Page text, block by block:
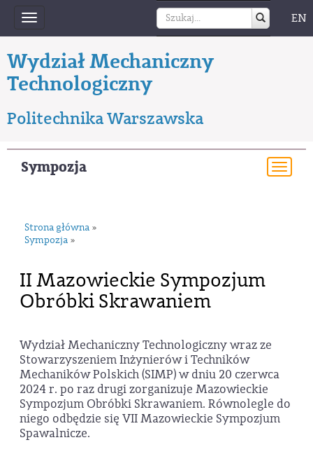
Toggle
navigation
EN
Wydział Mechaniczny
Technologiczny
Politechnika Warszawska
Sympozja
Strona główna »
Sympozja »
II Mazowieckie Sympozjum
Obróbki Skrawaniem
Wydział Mechaniczny Technologiczny wraz ze
Stowarzyszeniem Inżynierów i Techników
Mechaników Polskich (SIMP) w dniu 20 czerwca
2024 r. po raz drugi zorganizuje Mazowieckie
Sympozjum Obróbki Skrawaniem. Równolegle do
niego odbędzie się VII Mazowieckie Sympozjum
Spawalnicze.